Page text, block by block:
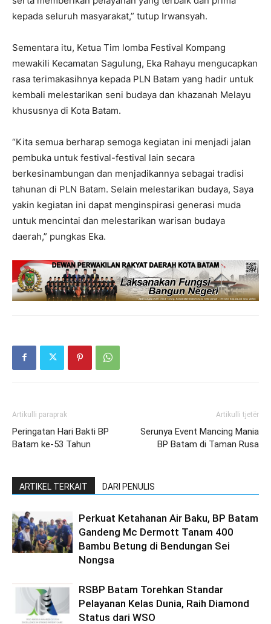
kepada seluruh masyarakat,” tutup Irwansyah.
Sementara itu, Ketua Tim lomba Festival Kompang
mewakili Kecamatan Sagulung, Eka Rahayu mengucapkan
rasa terimakasihnya kepada PLN Batam yang hadir untuk
kembali melestarikan seni budaya dan khazanah Melayu
khususnya di Kota Batam.
“Kita semua berharap semoga kegiatan ini menjadi jalan
pembuka untuk festival-festival lain secara
berkesinambungan dan menjadikannya sebagai tradisi
tahunan di PLN Batam. Selain melestarikan budaya, Saya
yakin kegiatan ini dapat menginspirasi generasi muda
untuk mencintai dan melestarikan warisan budaya
daerah,” pungkas Eka.
Artikulli paraprak
Peringatan Hari Bakti BP
Batam ke-53 Tahun
Artikulli tjetër
Serunya Event Mancing Mania
BP Batam di Taman Rusa
ARTIKEL TERKAIT DARI PENULIS
Perkuat Ketahanan Air Baku, BP Batam
Gandeng Mc Dermott Tanam 400
Bambu Betung di Bendungan Sei
Nongsa
RSBP Batam Torehkan Standar
Pelayanan Kelas Dunia, Raih Diamond
Status dari WSO